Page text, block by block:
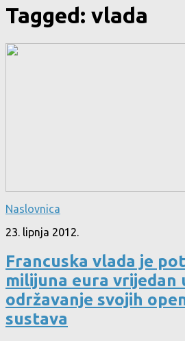
Tagged: vlada
Naslovnica
23. lipnja 2012.
Francuska vlada je
milijuna eura vrijedan
održavanje svojih
sustava